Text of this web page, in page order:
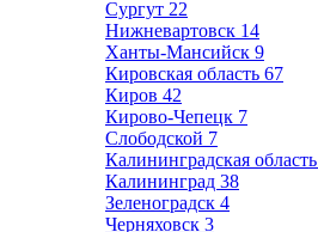
Сургут 22
Нижневартовск 14
Ханты-Мансийск 9
Кировская область 67
Киров 42
Кирово-Чепецк 7
Слободской 7
Калининградская область
Калининград 38
Зеленоградск 4
Черняховск 3